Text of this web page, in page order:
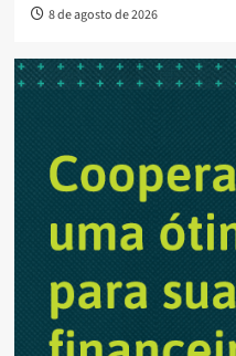
8 de agosto de 2026